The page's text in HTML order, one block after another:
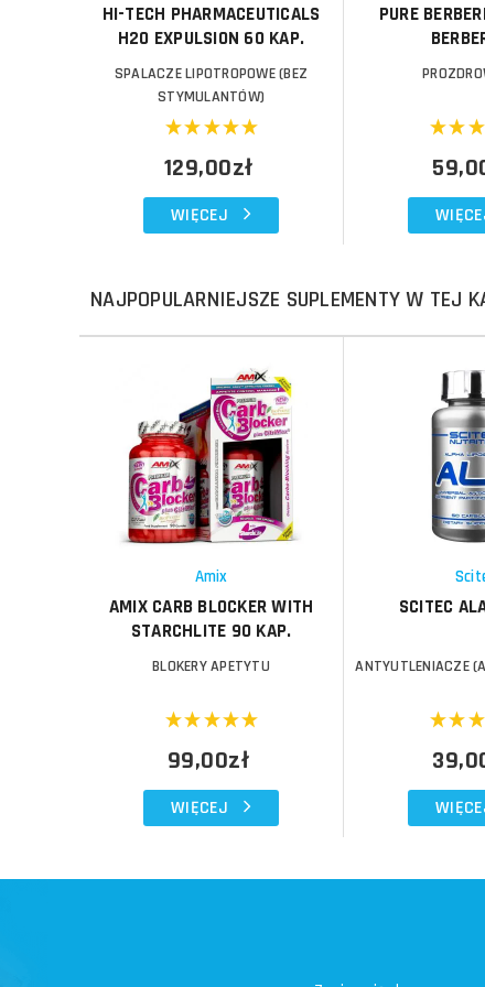
HI-TECH PHARMACEUTICALS
H2O EXPULSION 60 KAP.
SPALACZE LIPOTROPOWE (BEZ
STYMULANTÓW)
129,00zł
WIĘCEJ
PURE
NAJPOPULARNIEJSZE SUPLEMENTY W TEJ
Amix
AMIX CARB BLOCKER WITH
STARCHLITE 90 KAP.
BLOKERY APETYTU
99,00zł
WIĘCEJ
Do koszyka
Do koszyka
SCITEC
ANTYUTLENIACZE